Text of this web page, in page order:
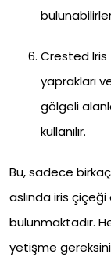
Crested Iris
yaprakları
gölgeli
kullanılır.
Bu, sadece
aslında iris
bulunmaktadır.
yetişme